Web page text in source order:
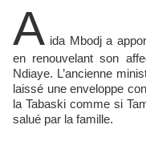
A ida Mbodj a
en renouvelant son
Ndiaye. L’ancienne
laissé une enveloppe
la Tabaski comme si
salué par la famille.